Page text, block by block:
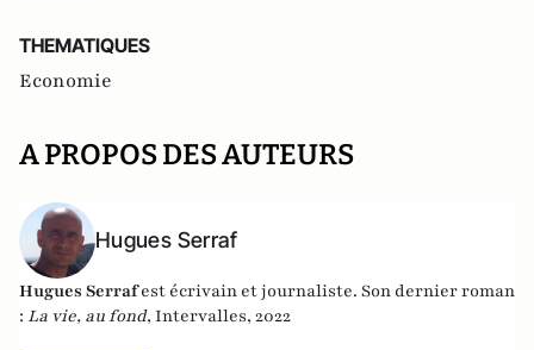
THEMATIQUES
Economie
A PROPOS DES AUTEURS
Hugues Serraf
Hugues Serrafest écrivain et journaliste. Son dernier roman
: La vie, au fond, Intervalles, 2022